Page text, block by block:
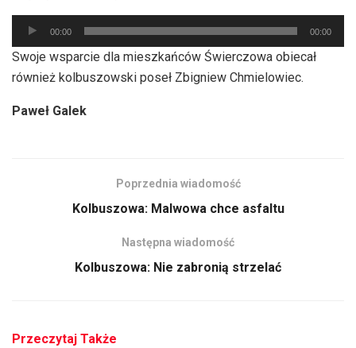
Odtwarzacz
plików
dźwiękowych
00:00 00:00
Swoje wsparcie dla mieszkańców Świerczowa obiecał
również kolbuszowski poseł Zbigniew Chmielowiec.
Paweł Galek
Poprzednia wiadomość
Kolbuszowa: Malwowa chce asfaltu
Następna wiadomość
Kolbuszowa: Nie zabronią strzelać
Przeczytaj Także